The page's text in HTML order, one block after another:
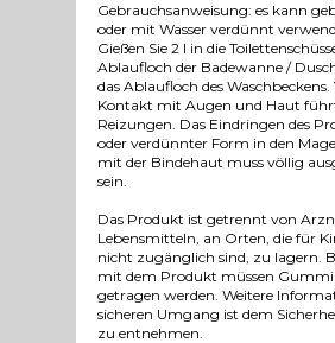
Gebrauchsanweisung: es kann
oder mit Wasser verdünnt
Gießen Sie 2 l in die
Ablaufloch der Badewanne /
das Ablaufloch des Waschbeckens.
Kontakt mit Augen und Haut
Reizungen. Das Eindringen des
oder verdünnter Form in den
mit der Bindehaut muss völlig
sein.
Das Produkt ist getrennt von
Lebensmitteln, an Orten, die für
nicht zugänglich sind, zu lagern.
mit dem Produkt müssen
getragen werden. Weitere
sicheren Umgang ist dem
zu entnehmen.